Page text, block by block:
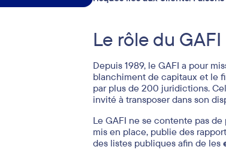
Le rôle du GAFI
Depuis 1989, le GAFI a pour
blanchiment de capitaux et le
par plus de 200 juridictions.
invité à transposer dans son
Le GAFI ne se contente pas
mis en place, publie des
des listes publiques afin de les